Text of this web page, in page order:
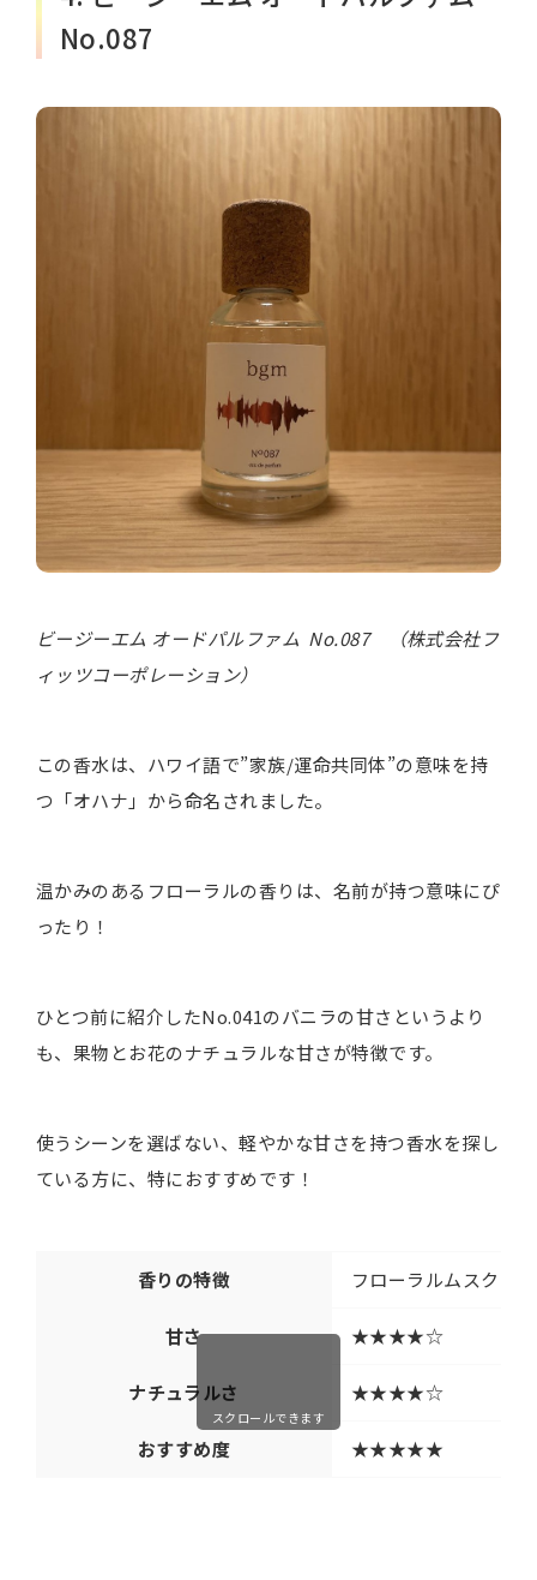
No.087
ビージーエム オードパルファム No.087 （株式会社フ
ィッツコーポレーション）
この香水は、ハワイ語で”家族/運命共同体”の意味を持
つ「オハナ」から命名されました。
温かみのあるフローラルの香りは、名前が持つ意味にぴ
ったり！
ひとつ前に紹介したNo.041のバニラの甘さというより
も、果物とお花のナチュラルな甘さが特徴です。
使うシーンを選ばない、軽やかな甘さを持つ香水を探し
ている方に、特におすすめです！
香りの特徴 フローラルムスク
甘さ ★★★★☆
ナチュラルさ ★★★★☆
おすすめ度 ★★★★★
スクロールできます